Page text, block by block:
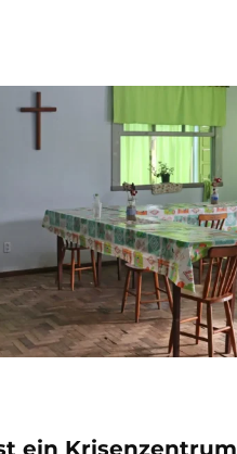
ein Krisenzentrum